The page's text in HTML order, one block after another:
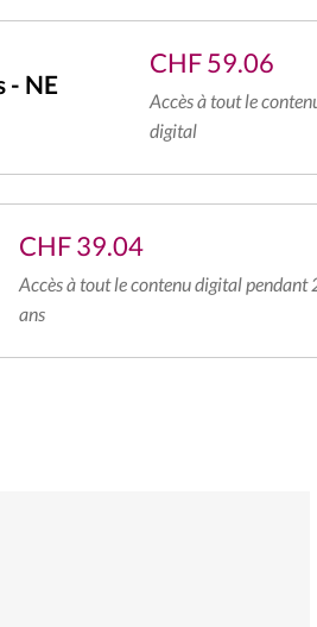
- NE
CHF59.06
Accès à tout le
digital
CHF39.04
Accès à tout le contenu digital pendant
ans